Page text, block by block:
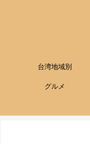
台湾地域別
グルメ